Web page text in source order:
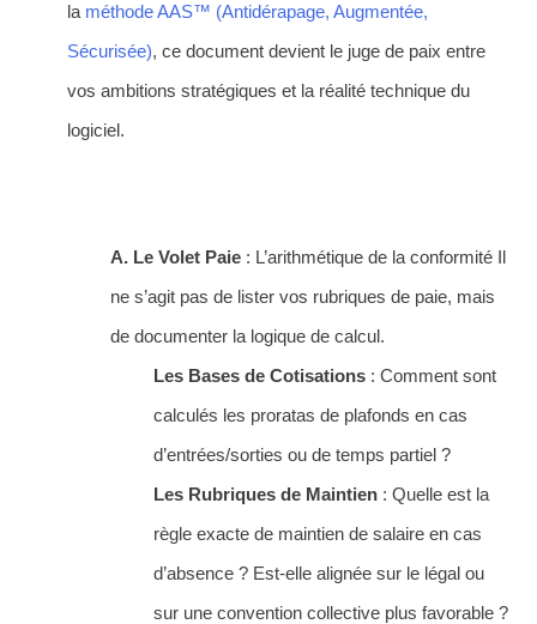
la méthode AAS™ (Antidérapage, Augmentée,
Sécurisée), ce document devient le juge de paix entre
vos ambitions stratégiques et la réalité technique du
logiciel.
A. Le Volet Paie : L’arithmétique de la conformité Il
ne s’agit pas de lister vos rubriques de paie, mais
de documenter la logique de calcul.
Les Bases de Cotisations : Comment sont
calculés les proratas de plafonds en cas
d’entrées/sorties ou de temps partiel ?
Les Rubriques de Maintien : Quelle est la
règle exacte de maintien de salaire en cas
d’absence ? Est-elle alignée sur le légal ou
sur une convention collective plus favorable ?